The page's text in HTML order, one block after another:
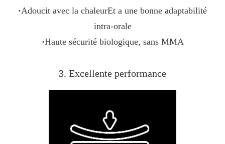
·Adoucit avec la chaleurEt a une bonne adaptabilité
intra-orale
·Haute sécurité biologique, sans MMA
3. Excellente performance